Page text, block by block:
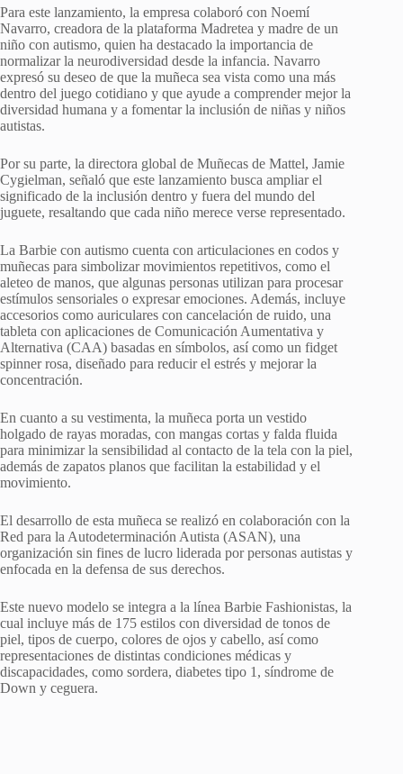
Para este lanzamiento, la empresa colaboró con Noemí
Navarro, creadora de la plataforma Madretea y madre de un
niño con autismo, quien ha destacado la importancia de
normalizar la neurodiversidad desde la infancia. Navarro
expresó su deseo de que la muñeca sea vista como una más
dentro del juego cotidiano y que ayude a comprender mejor la
diversidad humana y a fomentar la inclusión de niñas y niños
autistas.
Por su parte, la directora global de Muñecas de Mattel, Jamie
Cygielman, señaló que este lanzamiento busca ampliar el
significado de la inclusión dentro y fuera del mundo del
juguete, resaltando que cada niño merece verse representado.
La Barbie con autismo cuenta con articulaciones en codos y
muñecas para simbolizar movimientos repetitivos, como el
aleteo de manos, que algunas personas utilizan para procesar
estímulos sensoriales o expresar emociones. Además, incluye
accesorios como auriculares con cancelación de ruido, una
tableta con aplicaciones de Comunicación Aumentativa y
Alternativa (CAA) basadas en símbolos, así como un fidget
spinner rosa, diseñado para reducir el estrés y mejorar la
concentración.
En cuanto a su vestimenta, la muñeca porta un vestido
holgado de rayas moradas, con mangas cortas y falda fluida
para minimizar la sensibilidad al contacto de la tela con la piel,
además de zapatos planos que facilitan la estabilidad y el
movimiento.
El desarrollo de esta muñeca se realizó en colaboración con la
Red para la Autodeterminación Autista (ASAN), una
organización sin fines de lucro liderada por personas autistas y
enfocada en la defensa de sus derechos.
Este nuevo modelo se integra a la línea Barbie Fashionistas, la
cual incluye más de 175 estilos con diversidad de tonos de
piel, tipos de cuerpo, colores de ojos y cabello, así como
representaciones de distintas condiciones médicas y
discapacidades, como sordera, diabetes tipo 1, síndrome de
Down y ceguera.